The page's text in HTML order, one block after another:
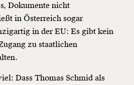
Dir!
und wir können gemeinsam
sind für alle frei im
Dokumente nicht
in Österreich sogar
in der EU: Es gibt kein
zu staatlichen
Dass Thomas Schmid als